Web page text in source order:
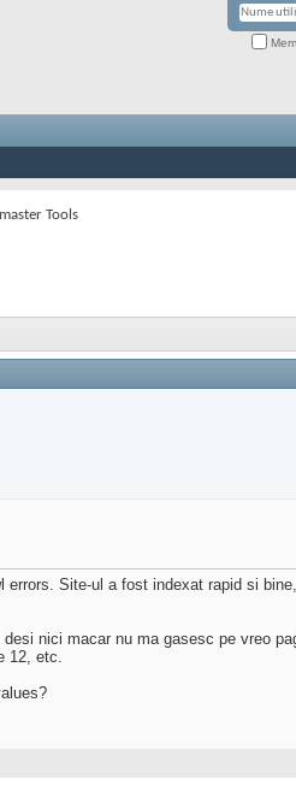
Tools
Site-ul a fost indexat rapid si
nici macar nu ma gasesc pe vreo
12, etc.